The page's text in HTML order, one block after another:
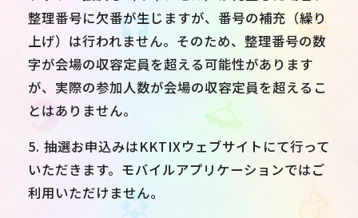
整理番号に欠番が生じますが、番号の補充（繰り
上げ）は行われません。そのため、整理番号の数
字が会場の収容定員を超える可能性があります
が、実際の参加人数が会場の収容定員を超えるこ
とはありません。
5. 抽選お申込みはKKTIXウェブサイトにて行って
いただきます。モバイルアプリケーションではご
利用いただけません。